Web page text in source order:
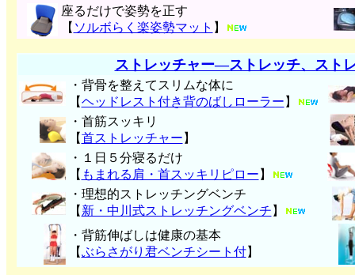
座るだけで姿勢を正す
【 ソルボらく楽姿勢マット 】
ストレッチャー―ストレッチ、スト
・背骨を整えてスリムな体に
【ヘッドレスト付き背のばしローラー 】
・首筋スッキリ
【首ストレッチャー 】
・１日５分寝るだけ
【 もまれる肩・首スッキリピロー 】
・理想的ストレッチングベンチ
【 新・中川式ストレッチングベンチ 】
・背筋伸ばしは健康の基本
【ぶらさがり君ベンチシート付】